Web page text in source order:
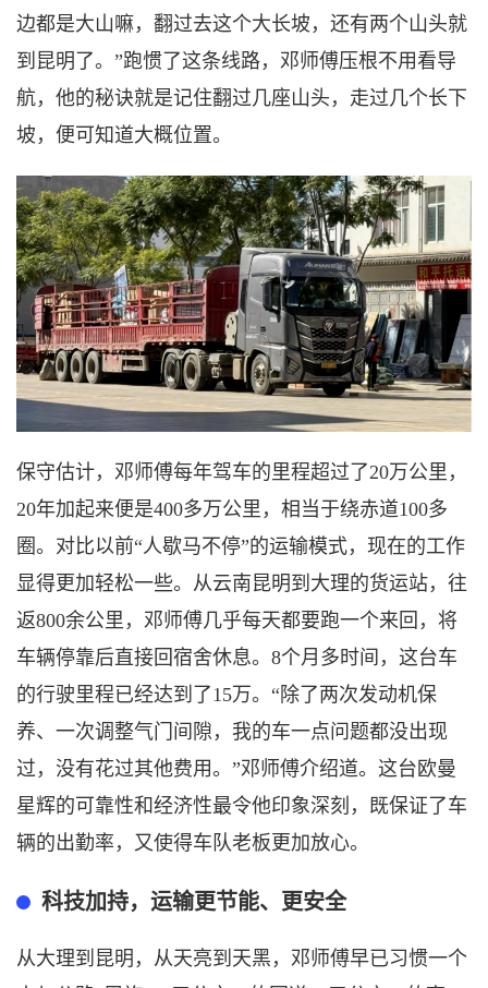
边都是大山嘛，翻过去这个大长坡，还有两个山头就
到昆明了。”跑惯了这条线路，邓师傅压根不用看导
航，他的秘诀就是记住翻过几座山头，走过几个长下
坡，便可知道大概位置。
保守估计，邓师傅每年驾车的里程超过了20万公里，
20年加起来便是400多万公里，相当于绕赤道100多
圈。对比以前“人歇马不停”的运输模式，现在的工作
显得更加轻松一些。从云南昆明到大理的货运站，往
返800余公里，邓师傅几乎每天都要跑一个来回，将
车辆停靠后直接回宿舍休息。8个月多时间，这台车
的行驶里程已经达到了15万。“除了两次发动机保
养、一次调整气门间隙，我的车一点问题都没出现
过，没有花过其他费用。”邓师傅介绍道。这台欧曼
星辉的可靠性和经济性最令他印象深刻，既保证了车
辆的出勤率，又使得车队老板更加放心。
科技加持，运输更节能、更安全
从大理到昆明，从天亮到天黑，邓师傅早已习惯一个